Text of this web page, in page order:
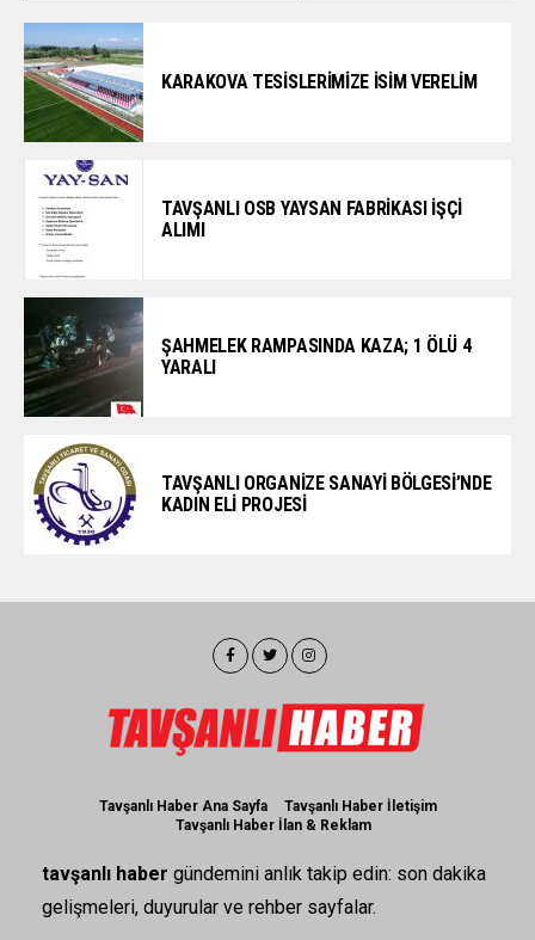
KARAKOVA TESİSLERİMİZE İSİM VERELİM
TAVŞANLI OSB YAYSAN FABRİKASI İŞÇİ
ALIMI
ŞAHMELEK RAMPASINDA KAZA; 1 ÖLÜ 4
YARALI
TAVŞANLI ORGANİZE SANAYİ BÖLGESİ’NDE
KADIN ELİ PROJESİ
Tavşanlı Haber Ana Sayfa
Tavşanlı Haber İletişim
Tavşanlı Haber İlan & Reklam
tavşanlı haber gündemini anlık takip edin: son dakika
gelişmeleri, duyurular ve rehber sayfalar.